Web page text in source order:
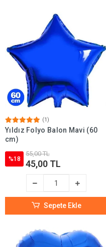
(1)
Yıldız Folyo Balon Mavi (60
cm)
%18
55,00 TL
45,00 TL
Sepete Ekle